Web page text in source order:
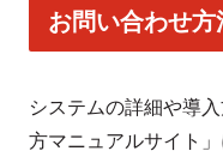
お問い合わせ方
システムの詳細や導
方マニュアルサイト